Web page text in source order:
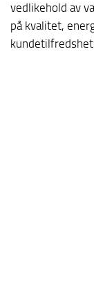
vedlikehold av
på kvalitet,